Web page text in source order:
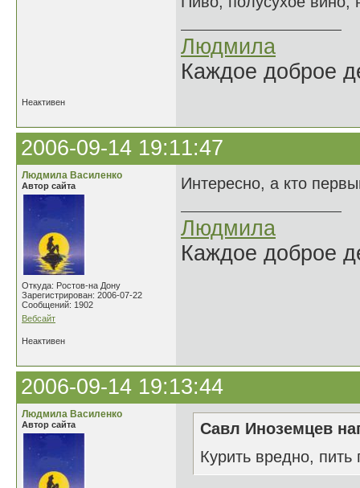
Людмила
Каждое доброе
Неактивен
2006-09-14 19:11:47
Людмила Василенко
Автор сайта
Откуда: Ростов-на Дону
Зарегистрирован: 2006-07-22
Сообщений: 1902
Вебсайт
Интересно, а кто
Людмила
Каждое доброе
Неактивен
2006-09-14 19:13:44
Людмила Василенко
Автор сайта
Савл Иноземцев
Курить вредно,